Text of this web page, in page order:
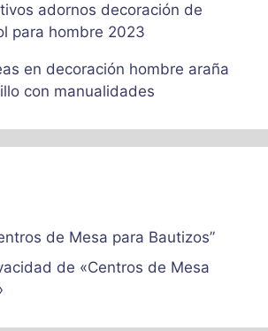
adornos decoración de
para hombre 2023
en decoración hombre araña
con manualidades
de Mesa para Bautizos”
de «Centros de Mesa